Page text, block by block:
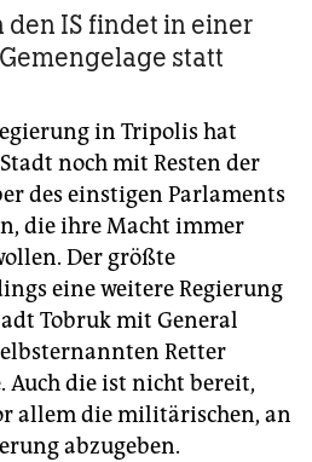
den IS findet in einer
statt
in Tripolis hat
noch mit Resten der
des einstigen Parlaments
die ihre Macht immer
Der größte
eine weitere Regierung
Tobruk mit General
Retter
Auch die ist nicht bereit,
allem die militärischen, an
abzugeben.